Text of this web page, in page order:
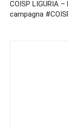
COISP LIGURIA
campagna